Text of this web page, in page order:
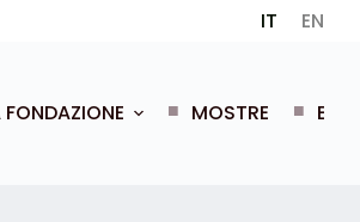
IT EN
FONDAZIONE MOSTRE